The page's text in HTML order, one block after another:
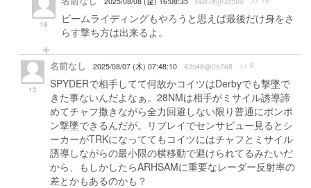
18
ビームライディングもやろうと思えば最後だけ身をさ
らす撃ち方は出来るよ。
13
名前なし 2025/08/07 (木) 07:48:10 43c48@0a768 >> 6
SPYDERで相手してて何故かコイツはDerbyでも撃墜で
きた事ないんだよなぁ。28NMは相手がミサイル誘導諦
めてチャフ撒きながら全力回避しない限り普通にポンポ
ン撃墜できるんだが。リプレイでセンサビュー見るとシ
ーカーがTRKになっててもコイツにはチャフとミサイル
誘導しながらの最小限の横移動で避けられてるみたいだ
から、もしかしたらARHSAMに重要なレーダー反射率の
差とかもあるのかも？